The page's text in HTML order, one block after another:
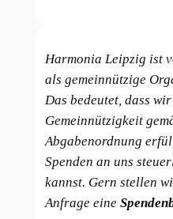
Harmonia Leipzig ist
als gemeinnützige
Das bedeutet, dass
Gemeinnützigkeit
Abgabenordnung
Spenden an uns
kannst. Gern stellen
Anfrage eine